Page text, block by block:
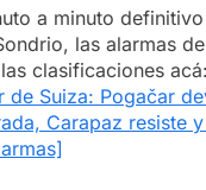
a minuto
las alarmas
clasificaciones acá:
de Suiza: Pogačar
Carapaz resiste